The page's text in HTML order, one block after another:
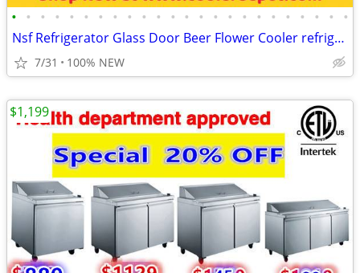
• • • • • • • • • • • • • • • • • • • • • • • •
Nsf Refrigerator Glass Door Beer Flower Cooler refrigerators RESTAURAN
7/31 100% NEW
$1,199